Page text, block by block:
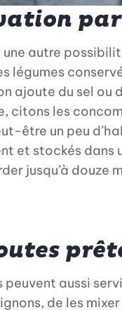
une autre
légumes
ajoute du sel
citons les
être un peu
et stockés dans
jusqu’à douze
peuvent aussi
de les